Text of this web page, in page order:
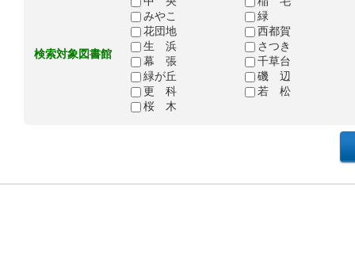
検索対象図書館
みやこ
緑
花団地
西都賀
生 浜
さつき
幕 張
千草台
緑が丘
磯 辺
更 科
若 松
桜 木